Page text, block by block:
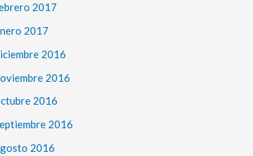
2017
2017
2016
2016
2016
2016
2016